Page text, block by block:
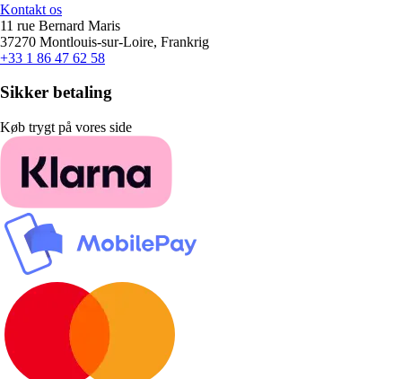
Kontakt os
11 rue Bernard Maris
37270 Montlouis-sur-Loire, Frankrig
+33 1 86 47 62 58
Sikker betaling
Køb trygt på vores side